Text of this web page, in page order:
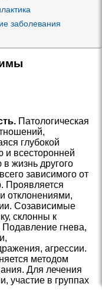
заболевания
Патологическая
глубокой
и всесторонней
жизнь другого
зависимого от
Проявляется
отклонениями,
Созависимые
склонны к
гнева,
агрессии.
методом
Для лечения
участие в группах